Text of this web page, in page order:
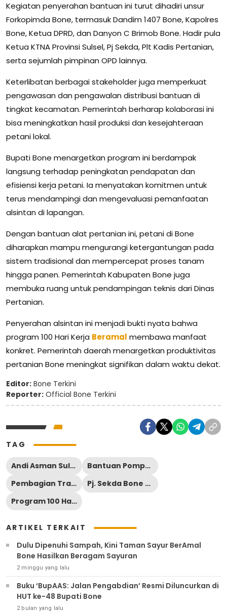
Kegiatan penyerahan bantuan ini turut dihadiri unsur
Forkopimda Bone, termasuk Dandim 1407 Bone, Kapolres
Bone, Ketua DPRD, dan Danyon C Brimob Bone. Hadir pula
Ketua KTNA Provinsi Sulsel, Pj Sekda, Plt Kadis Pertanian,
serta sejumlah pimpinan OPD lainnya.
Keterlibatan berbagai stakeholder juga memperkuat
pengawasan dan pengawalan distribusi bantuan di
tingkat kecamatan. Pemerintah berharap kolaborasi ini
bisa meningkatkan hasil produksi dan kesejahteraan
petani lokal.
Bupati Bone menargetkan program ini berdampak
langsung terhadap peningkatan pendapatan dan
efisiensi kerja petani. Ia menyatakan komitmen untuk
terus mendampingi dan mengevaluasi pemanfaatan
alsintan di lapangan.
Dengan bantuan alat pertanian ini, petani di Bone
diharapkan mampu mengurangi ketergantungan pada
sistem tradisional dan mempercepat proses tanam
hingga panen. Pemerintah Kabupaten Bone juga
membuka ruang untuk pendampingan teknis dari Dinas
Pertanian.
Penyerahan alsintan ini menjadi bukti nyata bahwa
program 100 Hari Kerja Beramal membawa manfaat
konkret. Pemerintah daerah menargetkan produktivitas
pertanian Bone meningkat signifikan dalam waktu dekat.
Editor: Bone Terkini
Reporter: Official Bone Terkini
TAG
Andi Asman Sulaiman
Bantuan Pompa Air Bone
Pembagian Traktor Bone
Pj. Sekda Bone A. Saharuddin
Program 100 Hari Kerja Beramal
ARTIKEL TERKAIT
Dulu Dipenuhi Sampah, Kini Taman Sayur BerAmal
Bone Hasilkan Beragam Sayuran
2 minggu yang lalu
Buku ‘BupAAS: Jalan Pengabdian’ Resmi Diluncurkan di
HUT ke-48 Bupati Bone
2 bulan yang lalu